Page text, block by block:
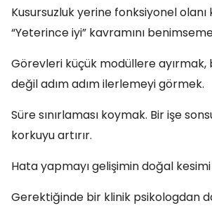
Kusursuzluk yerine fonksiyonel
“Yeterince iyi” kavramını
Görevleri küçük modüllere ayırmak,
değil adım adım ilerlemeyi görmek.
Süre sınırlaması koymak. Bir işe
korkuyu artırır.
Hata yapmayı gelişimin doğal
Gerektiğinde bir klinik psikologdan